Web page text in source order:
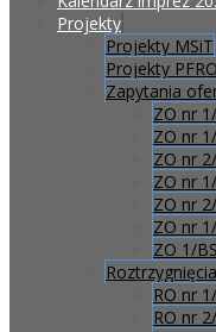
Projekty
Projekty MSiT
Projekty
Zapytania
ZO nr
ZO nr
ZO nr
ZO nr
ZO nr
ZO nr
ZO 1/
RO nr
RO nr